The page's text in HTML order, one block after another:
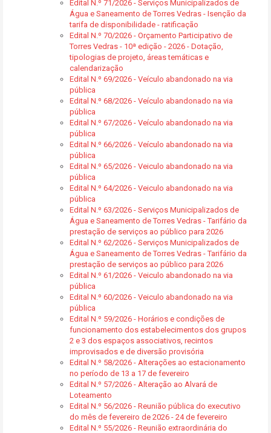
Edital N.º 71/2026 - Serviços Municipalizados de
Água e Saneamento de Torres Vedras - Isenção da
tarifa de disponibilidade - ratificação
Edital N.º 70/2026 - Orçamento Participativo de
Torres Vedras - 10ª edição - 2026 - Dotação,
tipologias de projeto, áreas temáticas e
calendarização
Edital N.º 69/2026 - Veículo abandonado na via
pública
Edital N.º 68/2026 - Veículo abandonado na via
pública
Edital N.º 67/2026 - Veículo abandonado na via
pública
Edital N.º 66/2026 - Veículo abandonado na via
pública
Edital N.º 65/2026 - Veiculo abandonado na via
pública
Edital N.º 64/2026 - Veiculo abandonado na via
pública
Edital N.º 63/2026 - Serviços Municipalizados de
Água e Saneamento de Torres Vedras - Tarifário da
prestação de serviços ao público para 2026
Edital N.º 62/2026 - Serviços Municipalizados de
Água e Saneamento de Torres Vedras - Tarifário da
prestação de serviços ao público para 2026
Edital N.º 61/2026 - Veiculo abandonado na via
pública
Edital N.º 60/2026 - Veiculo abandonado na via
pública
Edital N.º 59/2026 - Horários e condições de
funcionamento dos estabelecimentos dos grupos
2 e 3 dos espaços associativos, recintos
improvisados e de diversão provisória
Edital N.º 58/2026 - Alterações ao estacionamento
no período de 13 a 17 de fevereiro
Edital N.º 57/2026 - Alteração ao Alvará de
Loteamento
Edital N.º 56/2026 - Reunião pública do executivo
do mês de fevereiro de 2026 - 24 de fevereiro
Edital N.º 55/2026 - Reunião extraordinária do